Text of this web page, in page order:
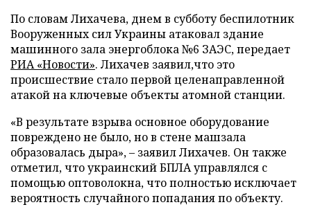
По словам Лихачева, днем в субботу беспилотник
Вооруженных сил Украины атаковал здание
машинного зала энергоблока №6 ЗАЭС, передает
РИА «Новости». Лихачев заявил,что это
происшествие стало первой целенаправленной
атакой на ключевые объекты атомной станции.
«В результате взрыва основное оборудование
повреждено не было, но в стене машзала
образовалась дыра», – заявил Лихачев. Он также
отметил, что украинский БПЛА управлялся с
помощью оптоволокна, что полностью исключает
вероятность случайного попадания по объекту.